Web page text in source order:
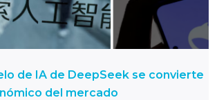
de IA de DeepSeek se convierte
del mercado